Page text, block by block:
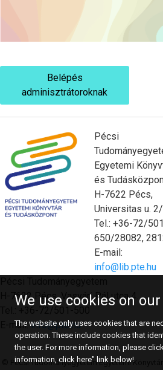
Belépés
adminisztrátoroknak
Pécsi
Egyetemi
és
H-7622 Pécs,
Universitas u.
Tel.: +36-72/
650/28082,
E-mail:
info@lib.pte.hu
H-7622 Pécs, Vasvári Pál utca 4.
E-mail:info@pte.hu
© Pécsi Tudományegyetem Egyetemi
We use cookies on
The website only uses cookies that are
operation. These include cookies that
the user. For more information, please
information, click here" link below!